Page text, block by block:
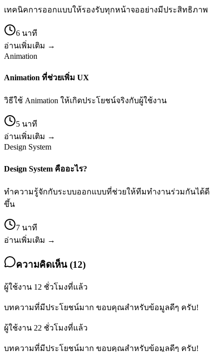
เทคนิคการออกแบบให้รองรับทุกหน้าจออย่างมีประสิทธิภาพ
6 นาที
อ่านเพิ่มเติม →
Animation
Animation ที่ช่วยเพิ่ม UX
วิธีใช้ Animation ให้เกิดประโยชน์จริงกับผู้ใช้งาน
5 นาที
อ่านเพิ่มเติม →
Design System
Design System คืออะไร?
ทำความรู้จักกับระบบออกแบบที่ช่วยให้ทีมทำงานร่วมกันได้ดี
ขึ้น
7 นาที
อ่านเพิ่มเติม →
ความคิดเห็น (12)
ผู้ใช้งาน 1 2 ชั่วโมงที่แล้ว
บทความที่มีประโยชน์มาก ขอบคุณสำหรับข้อมูลดีๆ ครับ!
ผู้ใช้งาน 22 ชั่วโมงที่แล้ว
บทความที่มีประโยชน์มาก ขอบคุณสำหรับข้อมูลดีๆ ครับ!